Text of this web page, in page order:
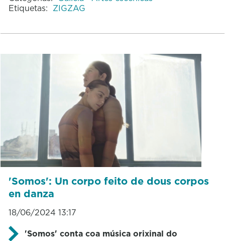
Etiquetas: ZIGZAG
'Somos': Un corpo feito de dous corpos
en danza
18/06/2024 13:17
'Somos' conta coa música orixinal do